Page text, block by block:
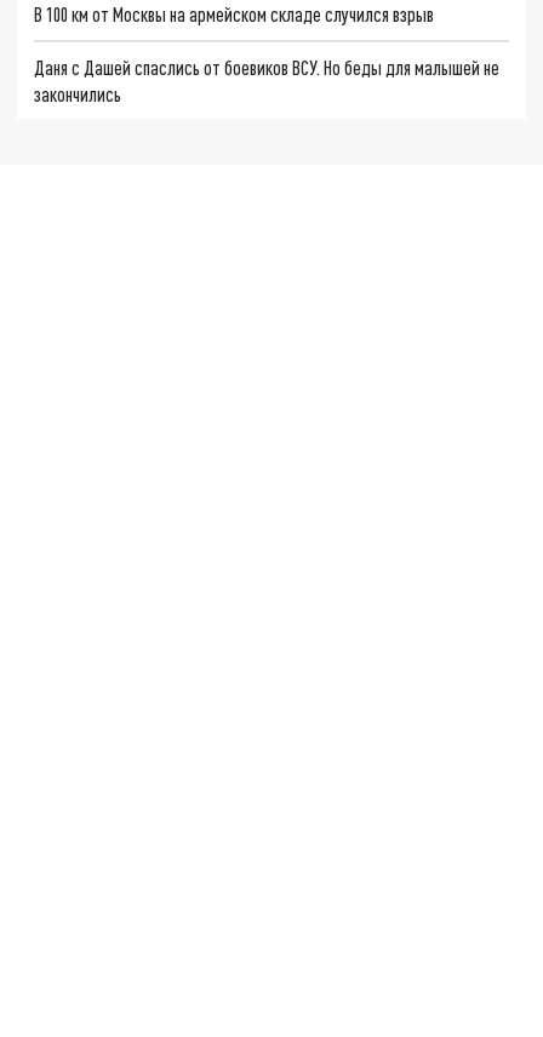
В 100 км от Москвы на армейском складе случился взрыв
Даня с Дашей спаслись от боевиков ВСУ. Но беды для малышей не
закончились